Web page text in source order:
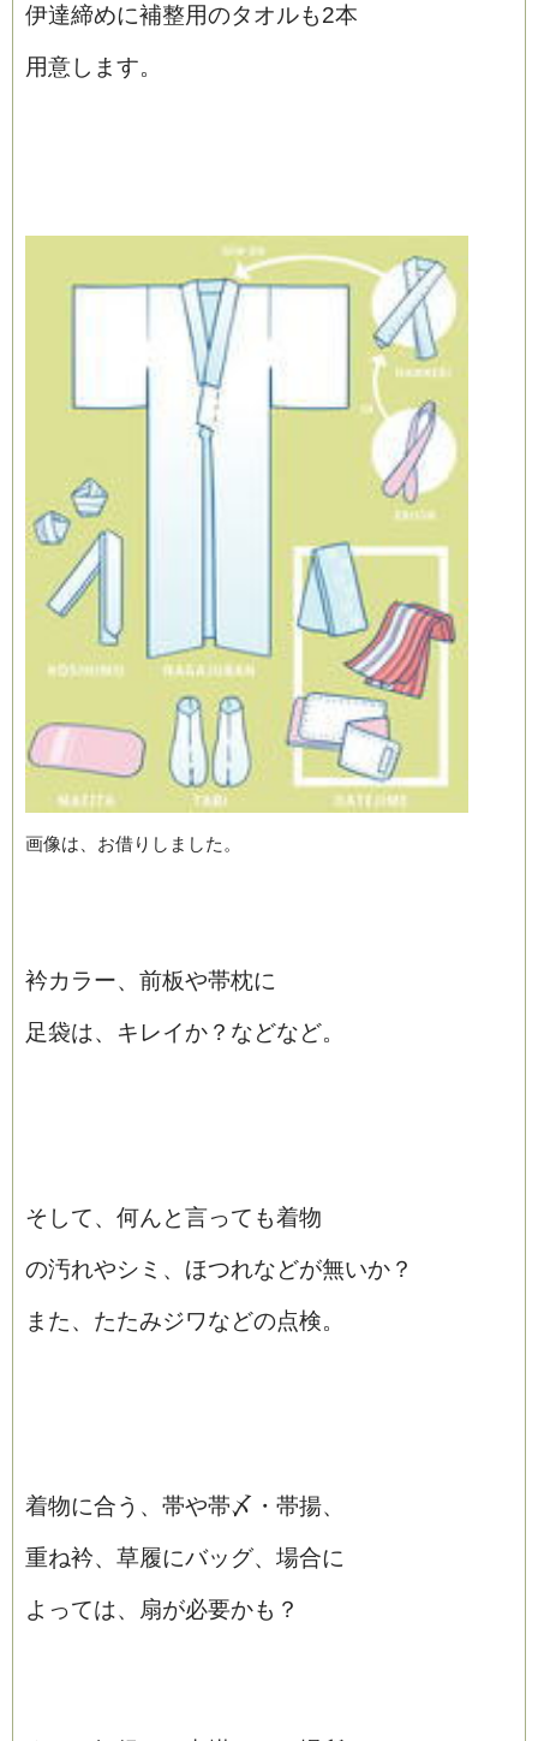
伊達締めに補整用のタオルも2本
用意します。
画像は、お借りしました。
衿カラー、前板や帯枕に
足袋は、キレイか？などなど。
そして、何んと言っても着物
の汚れやシミ、ほつれなどが無いか？
また、たたみジワなどの点検。
着物に合う、帯や帯〆・帯揚、
重ね衿、草履にバッグ、場合に
よっては、扇が必要かも？